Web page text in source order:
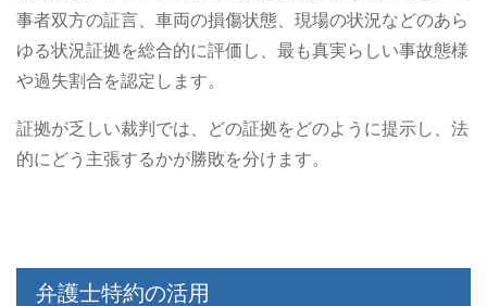
事者双方の証言、車両の損傷状態、現場の状況などのあら
ゆる状況証拠を総合的に評価し、最も真実らしい事故態様
や過失割合を認定します。
証拠が乏しい裁判では、どの証拠をどのように提示し、法
的にどう主張するかが勝敗を分けます。
弁護士特約の活用